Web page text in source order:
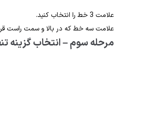
علامت 3 خط را انتخاب کنید.
علامت سه خط که در بالا و سمت راست
مرحله سوم – انتخاب گزینه